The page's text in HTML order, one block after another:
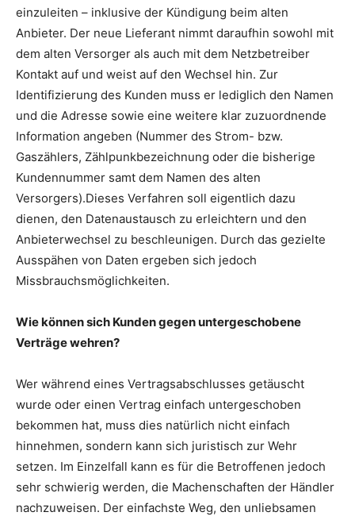
einzuleiten – inklusive der Kündigung beim alten
Anbieter. Der neue Lieferant nimmt daraufhin sowohl mit
dem alten Versorger als auch mit dem Netzbetreiber
Kontakt auf und weist auf den Wechsel hin. Zur
Identifizierung des Kunden muss er lediglich den Namen
und die Adresse sowie eine weitere klar zuzuordnende
Information angeben (Nummer des Strom- bzw.
Gaszählers, Zählpunkbezeichnung oder die bisherige
Kundennummer samt dem Namen des alten
Versorgers).Dieses Verfahren soll eigentlich dazu
dienen, den Datenaustausch zu erleichtern und den
Anbieterwechsel zu beschleunigen. Durch das gezielte
Ausspähen von Daten ergeben sich jedoch
Missbrauchsmöglichkeiten.
Wie können sich Kunden gegen untergeschobene
Verträge wehren?
Wer während eines Vertragsabschlusses getäuscht
wurde oder einen Vertrag einfach untergeschoben
bekommen hat, muss dies natürlich nicht einfach
hinnehmen, sondern kann sich juristisch zur Wehr
setzen. Im Einzelfall kann es für die Betroffenen jedoch
sehr schwierig werden, die Machenschaften der Händler
nachzuweisen. Der einfachste Weg, den unliebsamen